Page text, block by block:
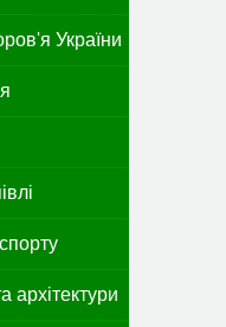
України
архітектури